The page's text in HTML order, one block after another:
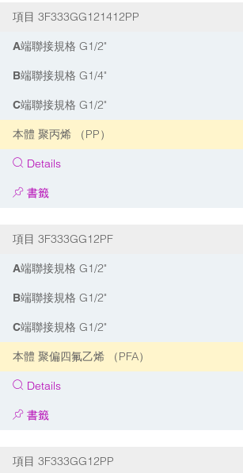
項目 3F333GG121412PP
A端聯接規格 G1/2"
B端聯接規格 G1/4"
C端聯接規格 G1/2"
本體 聚丙烯 （PP）
Details
書籤
項目 3F333GG12PF
A端聯接規格 G1/2"
B端聯接規格 G1/2"
C端聯接規格 G1/2"
本體 聚偏四氟乙烯 （PFA）
Details
書籤
項目 3F333GG12PP